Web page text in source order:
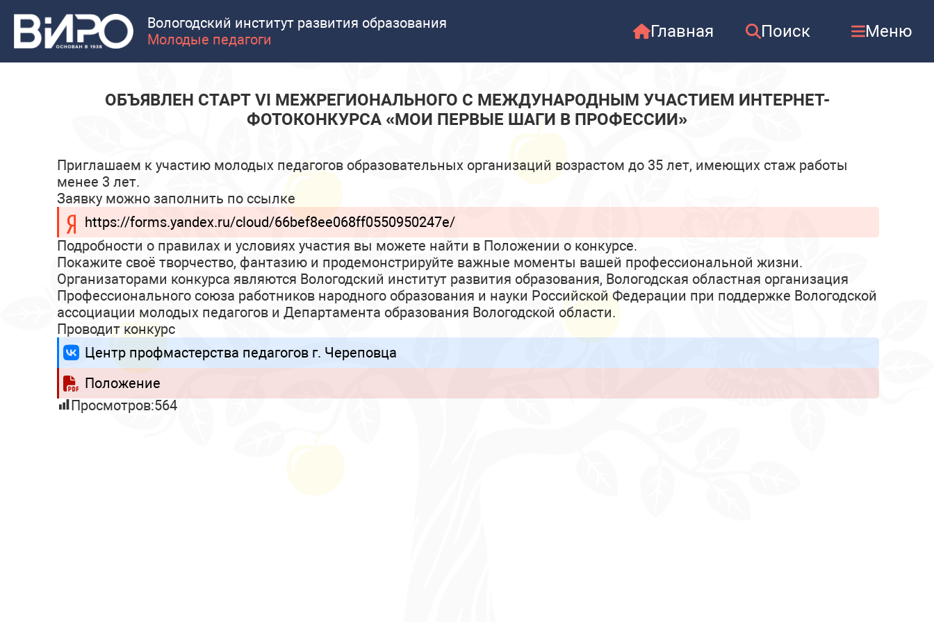
Вологодский институт развития образования
Молодые педагоги
Главная Поиск Меню
ОБЪЯВЛЕН СТАРТ VI МЕЖРЕГИОНАЛЬНОГО С МЕЖДУНАРОДНЫМ УЧАСТИЕМ ИНТЕРНЕТ-
ФОТОКОНКУРСА «МОИ ПЕРВЫЕ ШАГИ В ПРОФЕССИИ»
Приглашаем к участию молодых педагогов образовательных организаций возрастом до 35 лет, имеющих стаж работы
менее 3 лет.
Заявку можно заполнить по ссылке
https://forms.yandex.ru/cloud/66bef8ee068ff0550950247e/
Подробности о правилах и условиях участия вы можете найти в Положении о конкурсе.
Покажите своё творчество, фантазию и продемонстрируйте важные моменты вашей профессиональной жизни.
Организаторами конкурса являются Вологодский институт развития образования, Вологодская областная организация
Профессионального союза работников народного образования и науки Российской Федерации при поддержке Вологодской
ассоциации молодых педагогов и Департамента образования Вологодской области.
Проводит конкурс
Центр профмастерства педагогов г. Череповца
Положение
Просмотров:564